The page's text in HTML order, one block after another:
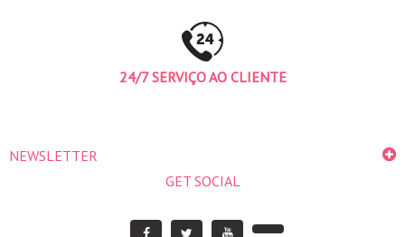
24/7 SERVIÇO AO CLIENTE
NEWSLETTER
GET SOCIAL